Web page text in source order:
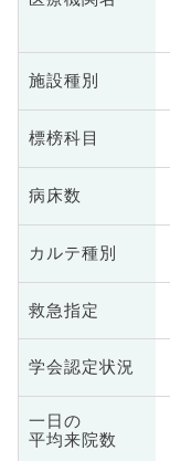
施設種別
標榜科目
病床数
カルテ種別
救急指定
学会認定状況
一日の
平均来院数